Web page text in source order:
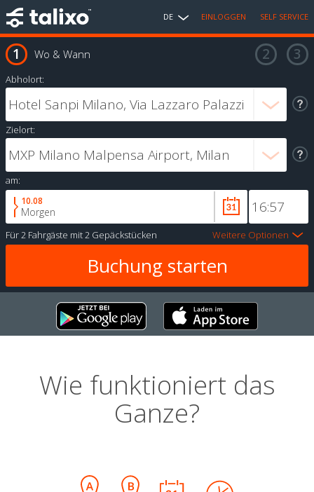
DE EINLOGGEN SELF SERVICE
Wo & Wann
Abholort:
Zielort:
am:
10.08
Morgen
Für2 Fahrgäste mit2 Gepäckstücken Weitere Optionen
Wie funktioniert das
Ganze?